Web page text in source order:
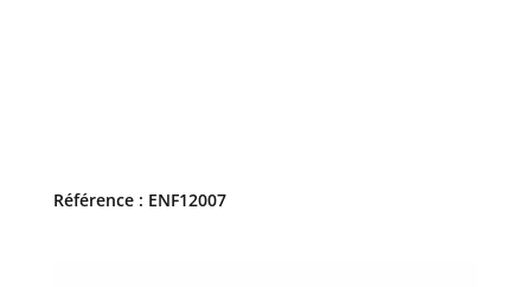
Référence : ENF12007